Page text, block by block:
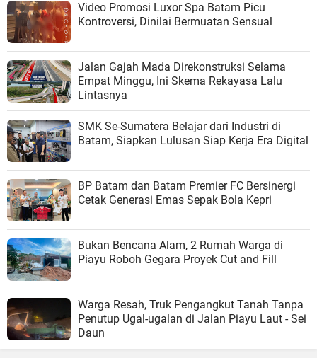
Video Promosi Luxor Spa Batam Picu
Kontroversi, Dinilai Bermuatan Sensual
Jalan Gajah Mada Direkonstruksi Selama
Empat Minggu, Ini Skema Rekayasa Lalu
Lintasnya
SMK Se-Sumatera Belajar dari Industri di
Batam, Siapkan Lulusan Siap Kerja Era Digital
BP Batam dan Batam Premier FC Bersinergi
Cetak Generasi Emas Sepak Bola Kepri
Bukan Bencana Alam, 2 Rumah Warga di
Piayu Roboh Gegara Proyek Cut and Fill
Warga Resah, Truk Pengangkut Tanah Tanpa
Penutup Ugal-ugalan di Jalan Piayu Laut - Sei
Daun